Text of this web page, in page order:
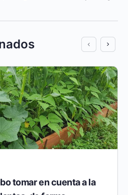
tomar en cuenta a la